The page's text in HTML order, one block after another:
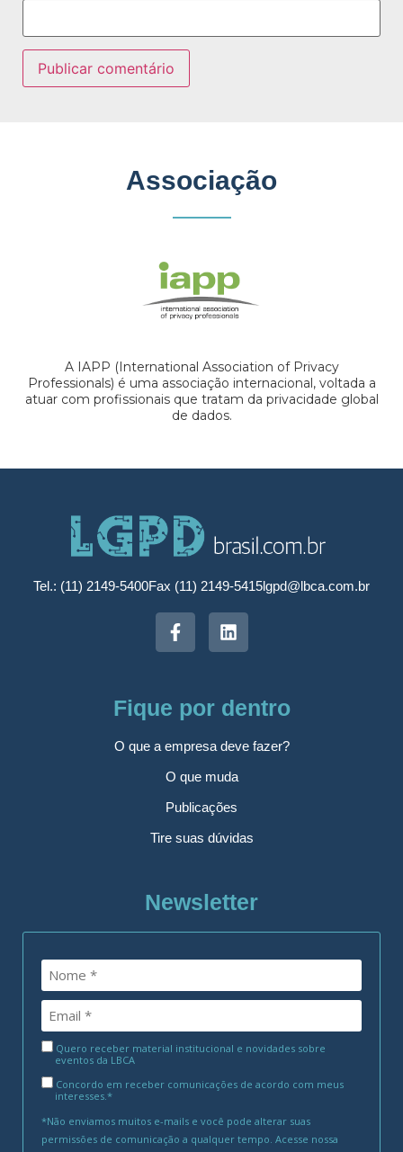
Associação
A IAPP (International Association of Privacy
Professionals) é uma associação internacional, voltada a
atuar com profissionais que tratam da privacidade global
de dados.
Tel.: (11) 2149-5400Fax (11) 2149-5415lgpd@lbca.com.br
Fique por dentro
O que a empresa deve fazer?
O que muda
Publicações
Tire suas dúvidas
Newsletter
Quero receber material institucional e novidades sobre
eventos da LBCA
Concordo em receber comunicações de acordo com meus
interesses.*
*Não enviamos muitos e-mails e você pode alterar suas
permissões de comunicação a qualquer tempo. Acesse nossa